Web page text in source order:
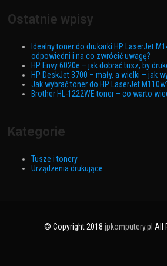
Ostatnie wpisy
Idealny toner do drukarki HP LaserJet
odpowiedni i na co zwrócić uwagę?
HP Envy 6020e – jak dobrać tusz, by
HP DeskJet 3700 – mały, a wielki – jak
Jak wybrać toner do HP LaserJet
Brother HL-1222WE toner – co warto
Kategorie
Tusze i tonery
Urządzenia drukujące
© Copyright 2018 jpkomputery.pl All